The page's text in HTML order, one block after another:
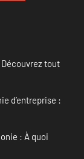
tout
d’entreprise :
: À quoi